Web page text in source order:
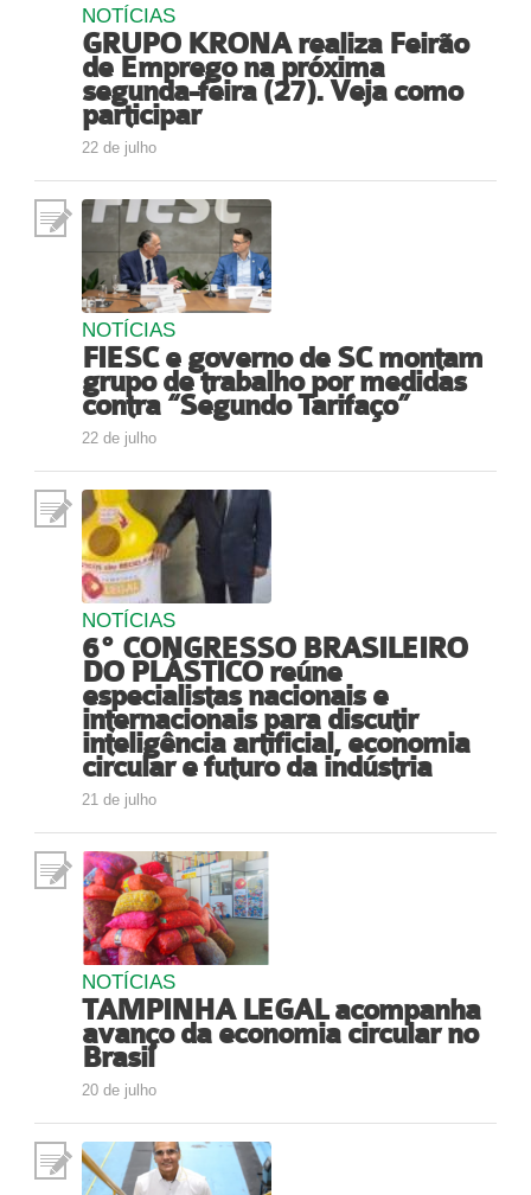
NOTÍCIAS
GRUPO KRONA realiza Feirão
de Emprego na próxima
segunda-feira (27). Veja como
participar
22 de julho
NOTÍCIAS
FIESC e governo de SC montam
grupo de trabalho por medidas
contra “Segundo Tarifaço”
22 de julho
NOTÍCIAS
6º CONGRESSO BRASILEIRO
DO PLÁSTICO reúne
especialistas nacionais e
internacionais para discutir
inteligência artificial, economia
circular e futuro da indústria
21 de julho
NOTÍCIAS
TAMPINHA LEGAL acompanha
avanço da economia circular no
Brasil
20 de julho